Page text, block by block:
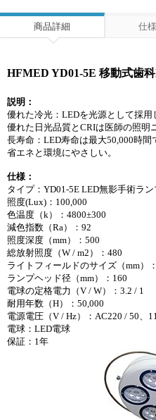
商品詳細 仕様
HFMED YD01-5E 移動式歯
説明：
優れた冷光：LEDを光源として採用
優れた日光品質とCRIは医師の照明
長寿命：LED寿命は最大50,000時間
省エネと環境にやさしい。
仕様：
タイプ：YD01-5E LED無影手術ラン
照度(Lux)：100,000
色温度（k）：4800±300
減色指数（Ra）：92
照度深度（mm）：500
総放射照度（W / m2）：480
ライトフィールドのサイズ（mm）
ランプヘッド径（mm）：160
電球の定格電力（V / W）：3.2 / 1
耐用年数（H）：50,000
電源電圧（V / Hz）：AC220 / 50、
電球：LED電球
保証：1年